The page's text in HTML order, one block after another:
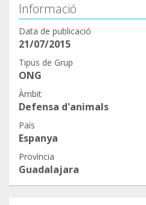
Informació
Data de publicació
21/07/2015
Tipus de Grup
ONG
Àmbit
Defensa d'animals
País
Espanya
Província
Guadalajara